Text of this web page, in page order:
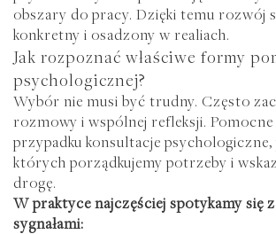
obszary do pracy. Dzięki temu rozwój
konkretny i osadzony w realiach.
Jak rozpoznać właściwe formy
psychologicznej?
Wybór nie musi być trudny. Często
rozmowy i wspólnej refleksji.
przypadku konsultacje psychologiczne,
których porządkujemy potrzeby i
drogę.
W praktyce najczęściej spotykamy się
sygnałami: